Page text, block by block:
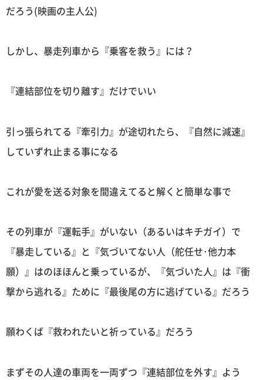
だろう(映画の主人公)
しかし、暴走列車から『乗客を救う』には？
『連結部位を切り離す』だけでいい
引っ張られてる『牽引力』が途切れたら、『自然に減速』
していずれ止まる事になる
これが愛を送る対象を間違えてると解くと簡単な事で
その列車が『運転手』がいない（あるいはキチガイ）で
『暴走している』と『気づいてない人（舵任せ･他力本
願）』はのほほんと乗っているが、『気づいた人』は『衝
撃から逃れる』ために『最後尾の方に逃げている』だろう
願わくば『救われたいと祈っている』だろう
まずその人達の車両を一両ずつ『連結部位を外す』よう